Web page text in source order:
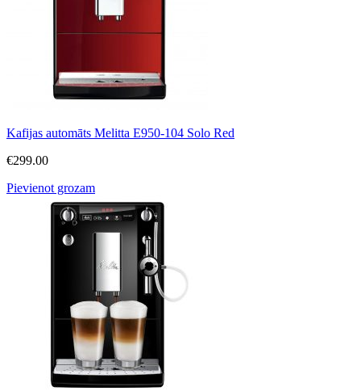
Kafijas automāts Melitta E950-104 Solo Red
€299.00
Pievienot grozam